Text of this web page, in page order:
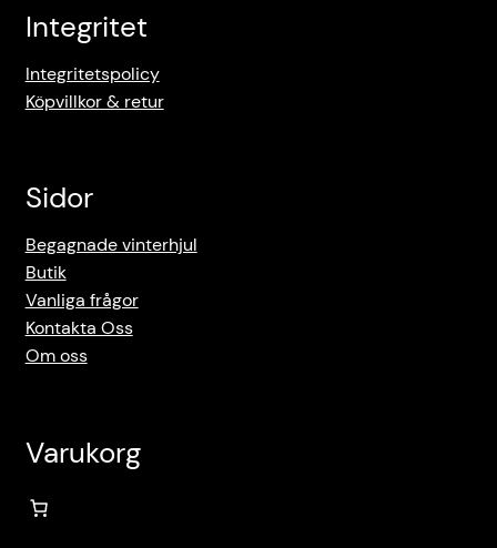
Integritet
Integritetspolicy
Köpvillkor & retur
Sidor
Begagnade vinterhjul
Butik
Vanliga frågor
Kontakta Oss
Om oss
Varukorg